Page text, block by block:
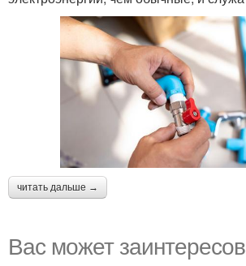
читать дальше →
Вас может